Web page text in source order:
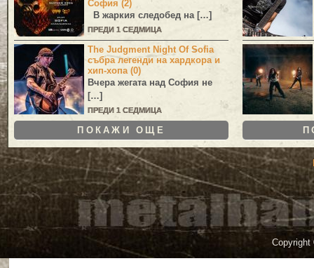
София (2)
В жаркия следобед на […]
ПРЕДИ 1 СЕДМИЦА
The Judgment Night Of Sofia
събра легенди на хардкора и
хип-хопа (0)
Вчера жегата над София не
[…]
ПРЕДИ 1 СЕДМИЦА
ПОКАЖИ ОЩЕ